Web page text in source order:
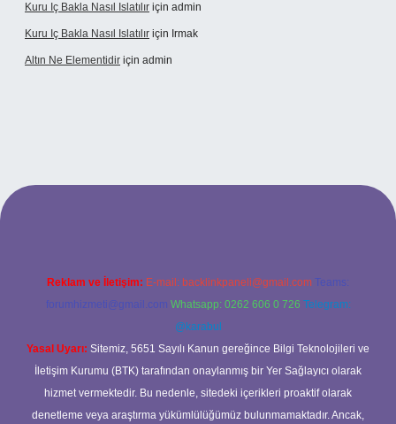
Kuru Iç Bakla Nasıl Islatılır için admin
Kuru Iç Bakla Nasıl Islatılır için Irmak
Altın Ne Elementidir için admin
güncel giriş
Reklam ve İletişim: E-mail: backlinkpaneli@gmail.com Teams:
forumhizmeti@gmail.com Whatsapp: 0262 606 0 726 Telegram:
@karabul
Yasal Uyarı: Sitemiz, 5651 Sayılı Kanun gereğince Bilgi Teknolojileri ve
İletişim Kurumu (BTK) tarafından onaylanmış bir Yer Sağlayıcı olarak
hizmet vermektedir. Bu nedenle, sitedeki içerikleri proaktif olarak
denetleme veya araştırma yükümlülüğümüz bulunmamaktadır. Ancak,